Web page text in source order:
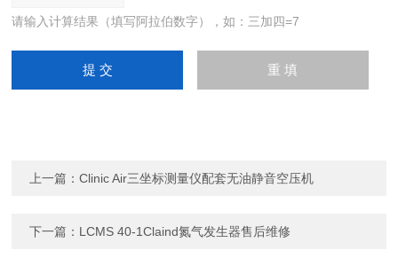
请输入计算结果（填写阿拉伯数字），如：三加四=7
上一篇：Clinic Air三坐标测量仪配套无油静音空压机
下一篇： LCMS 40-1Claind氮气发生器售后维修